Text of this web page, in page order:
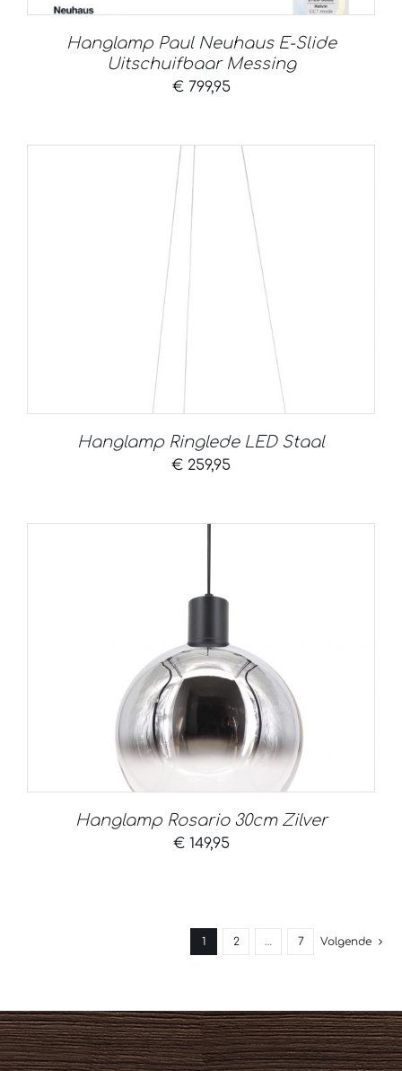
Hanglamp Paul Neuhaus E-Slide
Uitschuifbaar Messing
€799,95
Hanglamp Ringlede LED Staal
€ 259,95
Hanglamp Rosario 30cm Zilver
€149,95
1 2 … 7 Volgende